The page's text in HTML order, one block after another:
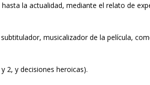
la actualidad, mediante el relato de
musicalizador de la película,
2, y decisiones heroicas).